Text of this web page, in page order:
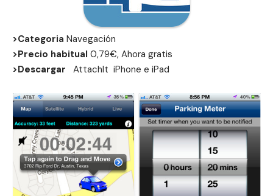
>Categoria Navegación
>Precio habitual 0,79€, Ahora gratis
>Descargar
Attachlt iPhone e iPad